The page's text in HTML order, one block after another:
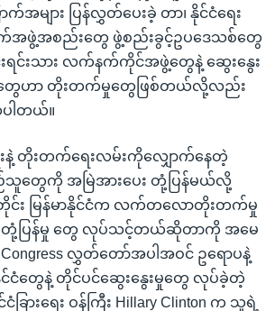
များ ပြန်လွှတ်ပေးခဲ့ တာ၊ နိုင်ငံရေး
အဖွဲ့အစည်းတွေ ဖွဲ့စည်းခွင့်ဥပဒေသစ်တွေ
ရင်းသား လက်နက်ကိုင်အဖွဲ့တွေနဲ့ ဆွေးနွေး
ေဟာ တိုးတက်မှုတွေဖြစ်တယ်လို့လည်း
ါတယ်။
ေးနဲ့ တိုးတက်ရေးလမ်းကိုလျှောက်နေတဲ့
ည်သူတွေကို အမြဲအားပေး တုံ့ပြန်မယ်လို့
း မြန်မာနိုင်ငံက လက်တလောတိုးတက်မှု
ပြန်မှု တွေ လုပ်သင့်တယ်ဆိုတာကို အမေ
လွှတ်တော်အပါအဝင် ဥရောပနဲ့
ငံတွေနဲ့ တိုင်ပင်ဆွေးနွေးမှုတွေ လုပ်ခဲ့တဲ့
ြားရေး ဝန်ကြီး Hillary Clinton က သူရဲ့